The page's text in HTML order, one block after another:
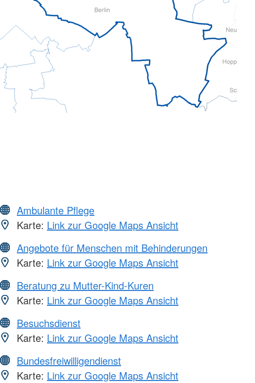
Ambulante Pflege
Karte: Link zur Google Maps Ansicht
Angebote für Menschen mit Behinderungen
Karte: Link zur Google Maps Ansicht
Beratung zu Mutter-Kind-Kuren
Karte: Link zur Google Maps Ansicht
Besuchsdienst
Karte: Link zur Google Maps Ansicht
Bundesfreiwilligendienst
Karte: Link zur Google Maps Ansicht